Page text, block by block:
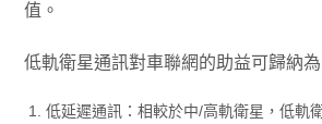
值。
低軌衛星通訊對車聯網的助益可歸納
低延遲通訊：相較於中/高軌衛星，低軌